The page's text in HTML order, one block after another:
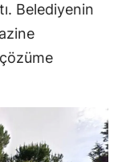
Belediyenin